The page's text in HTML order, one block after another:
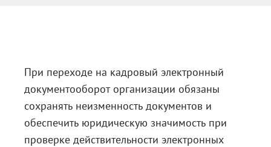
Получить КЭП
Полная версия сайта
При переходе на кадровый электронный
документооборот организации обязаны
сохранять неизменность документов и
обеспечить юридическую значимость при
проверке действительности электронных